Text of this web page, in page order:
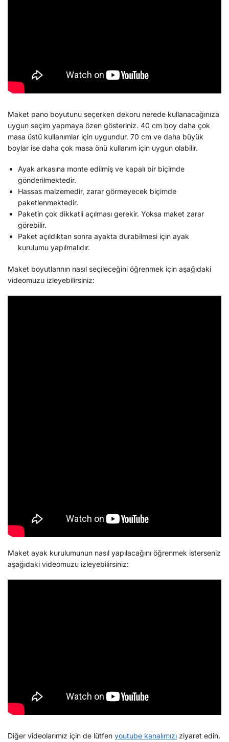
Maket pano boyutunu seçerken dekoru nerede kullanacağınıza
uygun seçim yapmaya özen gösteriniz. 40 cm boy daha çok
masa üstü kullanımlar için uygundur. 70 cm ve daha büyük
boylar ise daha çok masa önü kullanım için uygun olabilir.
Ayak arkasına monte edilmiş ve kapalı bir biçimde
gönderilmektedir.
Hassas malzemedir, zarar görmeyecek biçimde
paketlenmektedir.
Paketin çok dikkatli açılması gerekir. Yoksa maket zarar
görebilir.
Paket açıldıktan sonra ayakta durabilmesi için ayak
kurulumu yapılmalıdır.
Maket boyutlarının nasıl seçileceğini öğrenmek için aşağıdaki
videomuzu izleyebilirsiniz:
Maket ayak kurulumunun nasıl yapılacağını öğrenmek isterseniz
aşağıdaki videomuzu izleyebilirsiniz:
Diğer videolarımız için de lütfen youtube kanalımızı ziyaret edin.